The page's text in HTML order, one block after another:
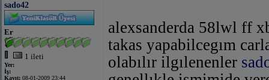
sado42
Er
1 ileti
Yer:
İş:
Kayıt: 08-01-2009 23:44
alexsanderda 58lwl ff
takas yapabilcegım
olabılır ilgılenenler